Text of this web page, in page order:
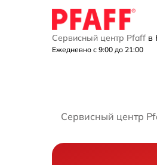
Сервисный центр Pfaff в
Ежедневно с 9:00 до 21:00
Сервисный центр